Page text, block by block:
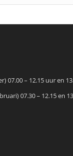
07.00 – 12.15 uur en
07.30 – 12.15 en